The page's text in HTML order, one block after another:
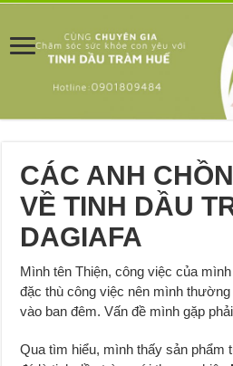
CÁC ANH
VỀ TINH DẦU
DAGIAFA
Mình tên Thiện, công việc của
đặc thù công việc nên mình
vào ban đêm. Vấn đề mình gặp
Qua tìm hiểu, mình thấy sản phẩm